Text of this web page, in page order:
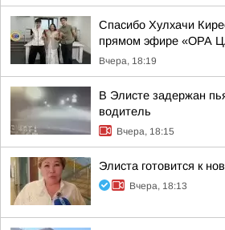
Спасибо Хулхачи
прямом эфире «ОРА
Вчера, 18:19
В Элисте задержан
водитель
Вчера, 18:15
Элиста готовится к
Вчера, 18:13